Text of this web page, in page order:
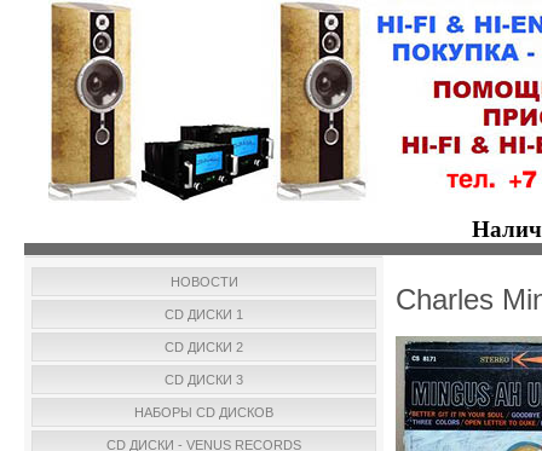
НОВОСТИ
CD ДИСКИ 1
CD ДИСКИ 2
CD ДИСКИ 3
НАБОРЫ CD ДИСКОВ
CD ДИСКИ - VENUS RECORDS
Charles